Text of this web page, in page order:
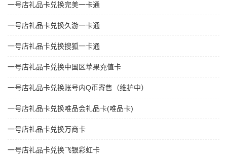
一号店礼品卡兑换完美一卡通
一号店礼品卡兑换久游一卡通
一号店礼品卡兑换搜狐一卡通
一号店礼品卡兑换中国区苹果充值卡
一号店礼品卡兑换账号内Q币寄售（维护中）
一号店礼品卡兑换唯品会礼品卡(唯品卡)
一号店礼品卡兑换万商卡
一号店礼品卡兑换飞银彩虹卡